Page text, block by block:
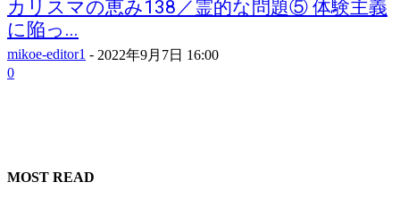
カリスマの恵み138／霊的な問題⑤ 体験主義
に陥っ...
mikoe-editor1 - 2022年9月7日 16:00
0
MOST READ